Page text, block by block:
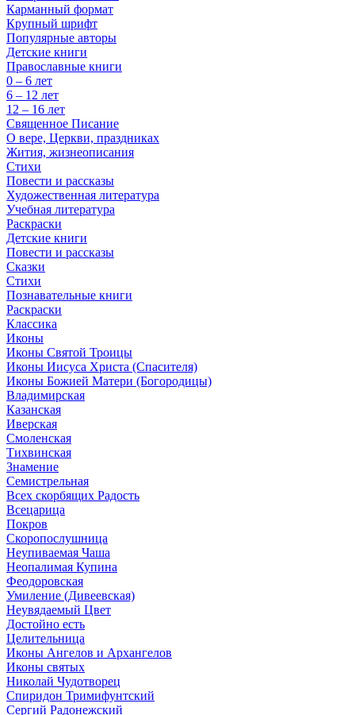
Карманный формат
Крупный шрифт
Популярные авторы
Детские книги
Православные книги
0 – 6 лет
6 – 12 лет
12 – 16 лет
Священное Писание
О вере, Церкви, праздниках
Жития, жизнеописания
Стихи
Повести и рассказы
Художественная литература
Учебная литература
Раскраски
Детские книги
Повести и рассказы
Сказки
Стихи
Познавательные книги
Раскраски
Классика
Иконы
Иконы Святой Троицы
Иконы Иисуса Христа (Спасителя)
Иконы Божией Матери (Богородицы)
Владимирская
Казанская
Иверская
Смоленская
Тихвинская
Знамение
Семистрельная
Всех скорбящих Радость
Всецарица
Покров
Скоропослушница
Неупиваемая Чаша
Неопалимая Купина
Феодоровская
Умиление (Дивеевская)
Неувядаемый Цвет
Достойно есть
Целительница
Иконы Ангелов и Архангелов
Иконы святых
Николай Чудотворец
Спиридон Тримифунтский
Сергий Радонежский